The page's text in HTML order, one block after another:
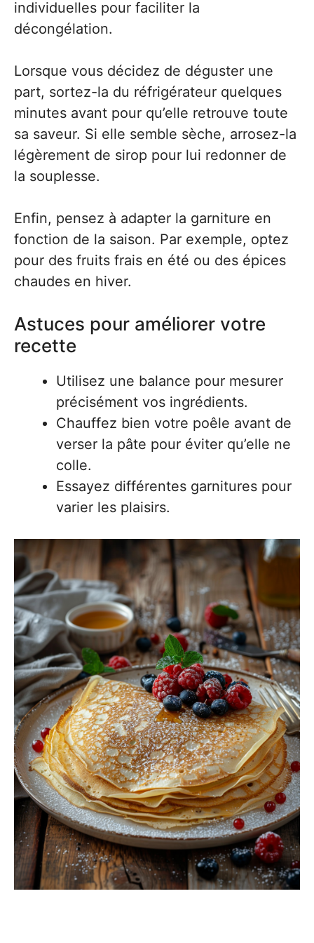
individuelles pour faciliter la
décongélation.
Lorsque vous décidez de déguster une
part, sortez-la du réfrigérateur quelques
minutes avant pour qu’elle retrouve toute
sa saveur. Si elle semble sèche, arrosez-la
légèrement de sirop pour lui redonner de
la souplesse.
Enfin, pensez à adapter la garniture en
fonction de la saison. Par exemple, optez
pour des fruits frais en été ou des épices
chaudes en hiver.
Astuces pour améliorer votre
recette
Utilisez une balance pour mesurer
précisément vos ingrédients.
Chauffez bien votre poêle avant de
verser la pâte pour éviter qu’elle ne
colle.
Essayez différentes garnitures pour
varier les plaisirs.